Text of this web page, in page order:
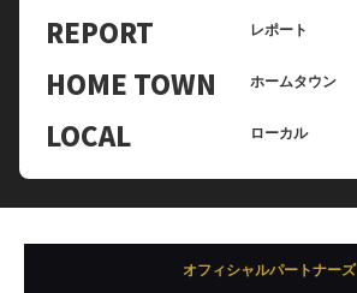
REPORT レポート
HOME TOWN ホームタウン
LOCAL ローカル
オフィシャルパートナーズ